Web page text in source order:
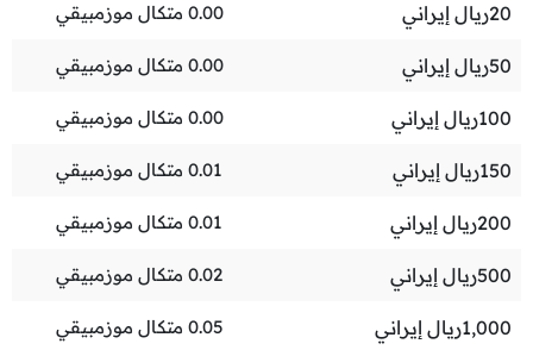
20ريال إيراني 0.00 متكال موزمبيقي
50ريال إيراني 0.00 متكال موزمبيقي
100ريال إيراني 0.00 متكال موزمبيقي
150ريال إيراني 0.01 متكال موزمبيقي
200ريال إيراني 0.01 متكال موزمبيقي
500ريال إيراني 0.02 متكال موزمبيقي
1,000ريال إيراني 0.05 متكال موزمبيقي